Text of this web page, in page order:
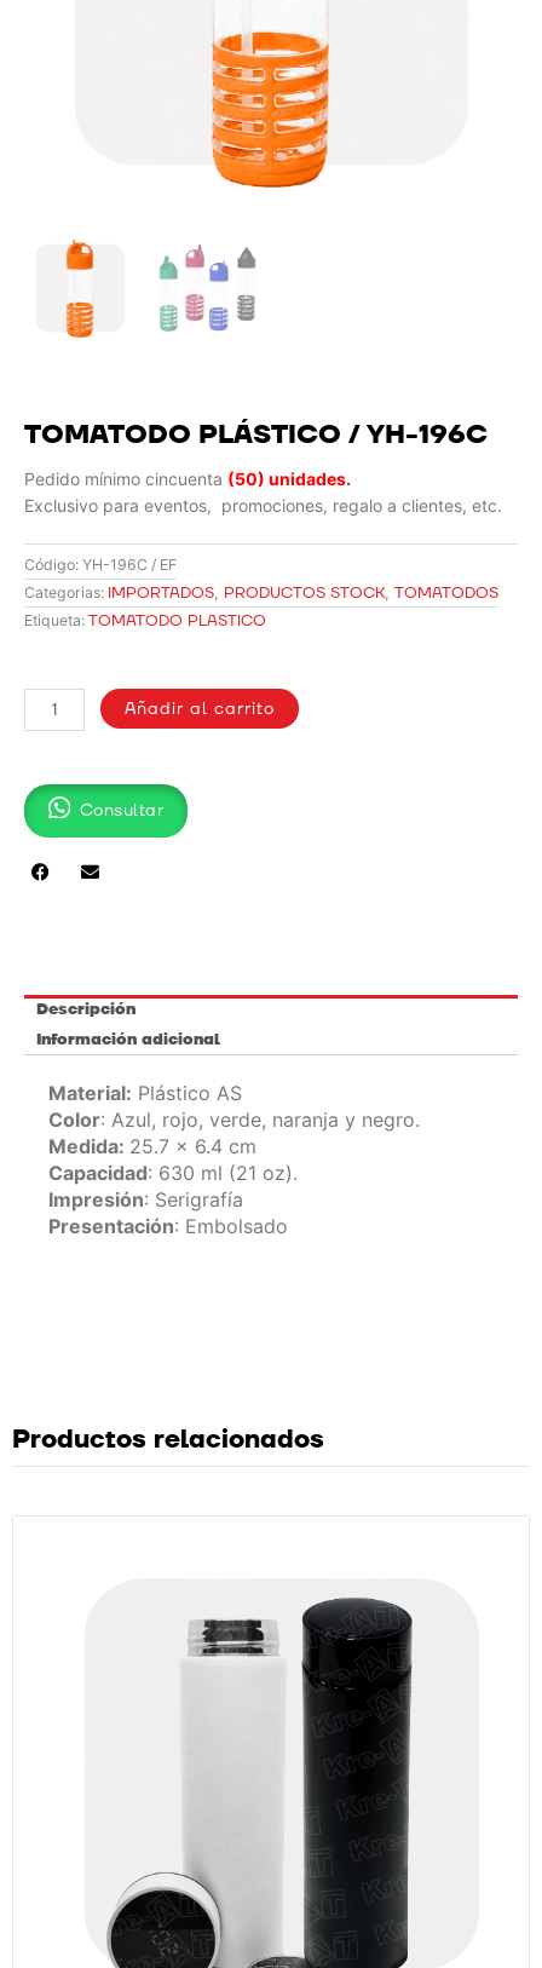
TOMATODO PLÁSTICO / YH-196C
Pedido mínimo cincuenta (50) unidades.
Exclusivo para eventos, promociones, regalo a clientes, etc.
Código: YH-196C / EF
Categorias: IMPORTADOS, PRODUCTOS STOCK, TOMATODOS
Etiqueta: TOMATODO PLASTICO
PLÁSTICO
/
196C
cantidad
Añadir al carrito
Consultar
Descripción
Información adicional
Material: Plástico AS
Color: Azul, rojo, verde, naranja y negro.
Medida: 25.7 x 6.4 cm
Capacidad: 630 ml (21 oz).
Impresión: Serigrafía
Presentación: Embolsado
Productos relacionados